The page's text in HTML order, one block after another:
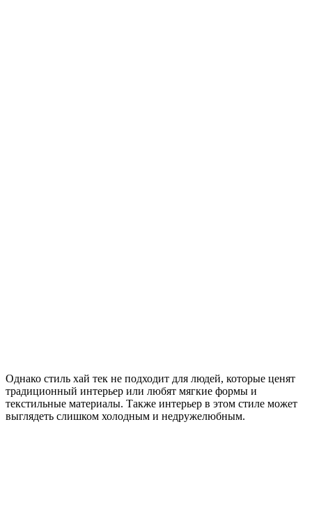
Однако стиль хай тек не подходит для людей, которые ценят
традиционный интерьер или любят мягкие формы и
текстильные материалы. Также интерьер в этом стиле может
выглядеть слишком холодным и недружелюбным.